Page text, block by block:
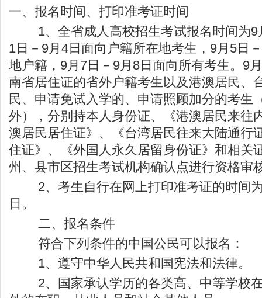
一、报名时间、打印准考证时间
1、全省成人高校招生考试报名时间为9
1日－9月4日面向户籍所在地考生，9月5日
地户籍，9月7日－9月8日面向所有考生。9
南省居住证的省外户籍考生以及港澳居民、
民、申请免试入学的、申请照顾加分的考生
外），分别持本人身份证、《港澳居民来往
澳居民居住证》、《台湾居民往来大陆通行
住证》、《外国人永久居留身份证》和相关
州、县市区招生考试机构确认点进行资格审
2、考生自行在网上打印准考证的时间为
日。
二、报名条件
符合下列条件的中国公民可以报名：
1、遵守中华人民共和国宪法和法律。
2、国家承认学历的各类高、中等学校